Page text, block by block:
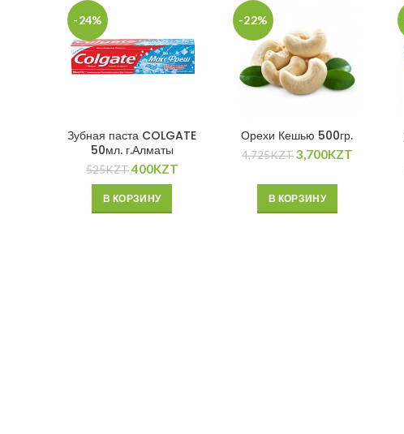
-24%
Зубная паста COLGATE
50мл. г.Алматы
525KZT400KZT
В КОРЗИНУ
-22%
Орехи Кешью 500гр.
4,725KZT3,700KZT
В КОРЗИНУ